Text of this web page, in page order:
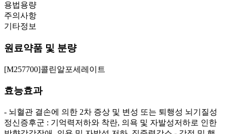
용법용량
주의사항
기타정보
원료약품 및 분량
[M257700]콜린알포세레이트
효능효과
- 뇌혈관 결손에 의한 2차 증상 및 변성 또는 퇴행성 뇌기질성
정신증후군 : 기억력저하와 착란, 의욕 및 자발성저하로 인한